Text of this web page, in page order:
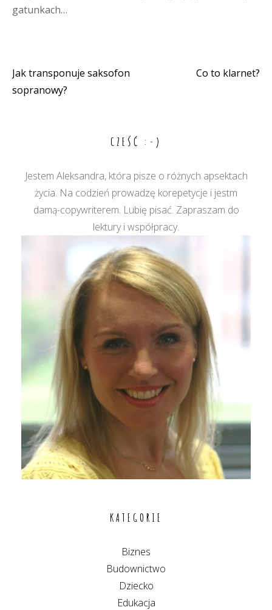
gatunkach…
Nawigacja
Jak transponuje saksofon
sopranowy?
Co to klarnet?
CZEŚĆ :-)
Jestem Aleksandra, która pisze o różnych apsektach
życia. Na codzień prowadzę korepetycje i jestm
damą-copywriterem. Lubię pisać. Zapraszam do
lektury i współpracy.
KATEGORIE
Biznes
Budownictwo
Dziecko
Edukacja